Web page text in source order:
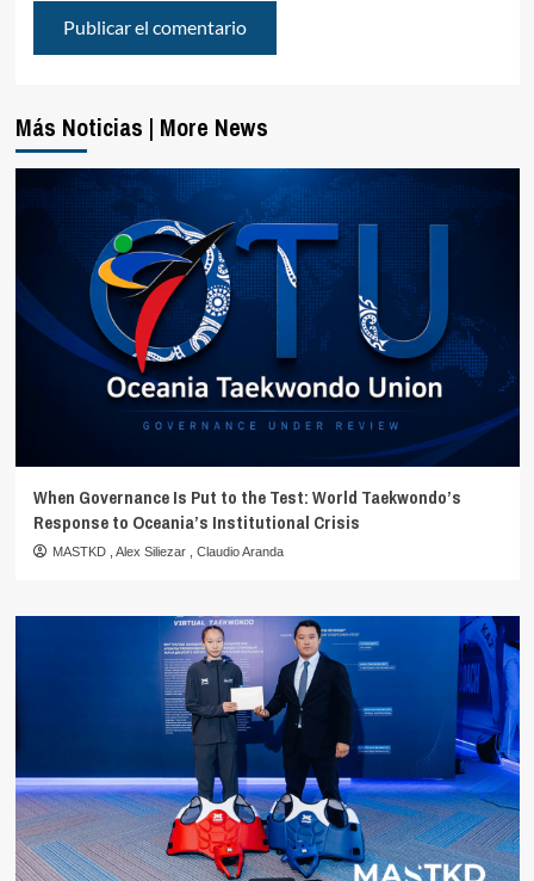
Más Noticias | More News
When Governance Is Put to the Test: World Taekwondo’s
Response to Oceania’s Institutional Crisis
MASTKD Alex Siliezar Claudio Aranda